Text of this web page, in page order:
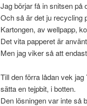
Jag börjar få in snitsen på
Och så är det ju recycling
Kartongen, av wellpapp,
Det vita papperet är
Men jag viker så att
Till den förra lådan vek jag
sätta en tejpbit, i botten.
Den lösningen var inte så